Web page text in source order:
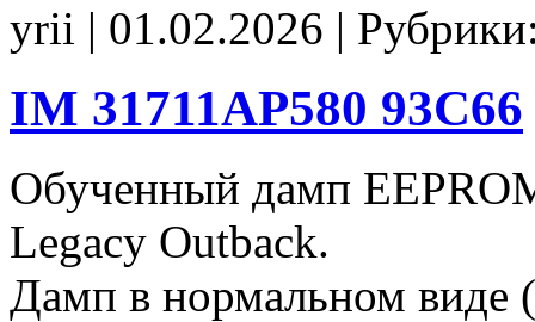
stock
yrii | 01.02.2026 |
IM 31711AP580 93C66
Обученный дамп
Legacy Outback.
Дамп в нормальном виде